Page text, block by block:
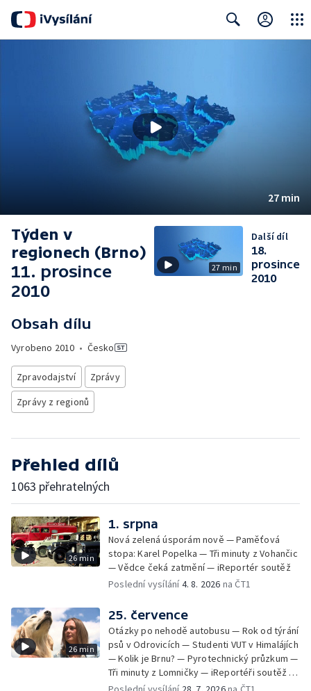
27 min
Týden v
regionech (Brno)
11. prosince
2010
Obsah dílu
Vyrobeno 2010 • Česko
Zpravodajství
Zprávy
Zprávy z regionů
27 min
Další díl
18.
prosince
2010
Přehled dílů
1063 přehratelných
26 min
1. srpna
Nová zelená úsporám nově — Paměťová
stopa: Karel Popelka — Tři minuty z Vohančic
— Vědce čeká zatmění — iReportér soutěž
Poslední vysílání4. 8. 2026 na ČT1
26 min
25. července
Otázky po nehodě autobusu — Rok od týrání
psů v Odrovicích — Studenti VUT v Himalájích
— Kolik je Brnu? — Pyrotechnický průzkum —
Tři minuty z Lomničky — iReportéři soutěž —
Bez komentáře: Kontroly na NOvých Mlýnech